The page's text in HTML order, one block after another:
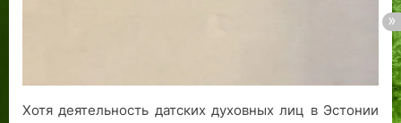
Хотя деятельность датских духовных лиц в Эстонии